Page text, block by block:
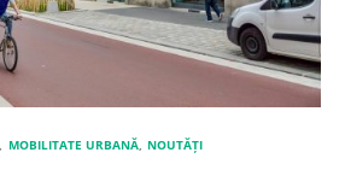
MOBILITATE URBANĂ NOUTĂȚI